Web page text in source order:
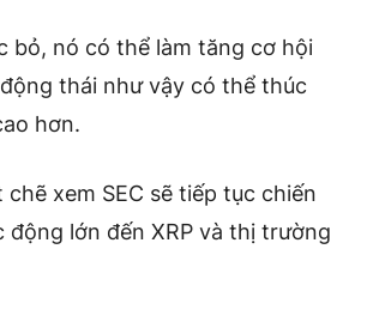
bỏ, nó có thể làm tăng cơ hội
thái như vậy có thể thúc
hơn.
xem SEC sẽ tiếp tục chiến
lớn đến XRP và thị trường